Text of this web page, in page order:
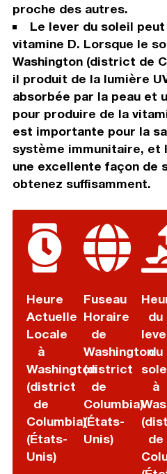
proche des autres.
Le lever du soleil
vitamine D. Lorsque le
Washington (district de
il produit de la lumière
absorbée par la peau et
pour produire de la
est importante pour la
système immunitaire, et
une excellente façon de
obtenez suffisamment.
Heure
Actuelle
Locale
à
Washington
(district
de
Columbia)
(États-
Unis)
Fuseau
Horaire
de
Washington
(district
de
Columbia)
(États-
Unis)
du
du
à
de